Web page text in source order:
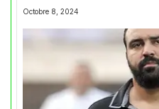
Octobre 8, 2024